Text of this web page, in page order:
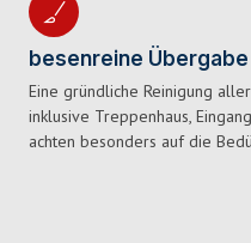
besenreine Übergabe
Eine gründliche Reinigung
inklusive Treppenhaus,
achten besonders auf die